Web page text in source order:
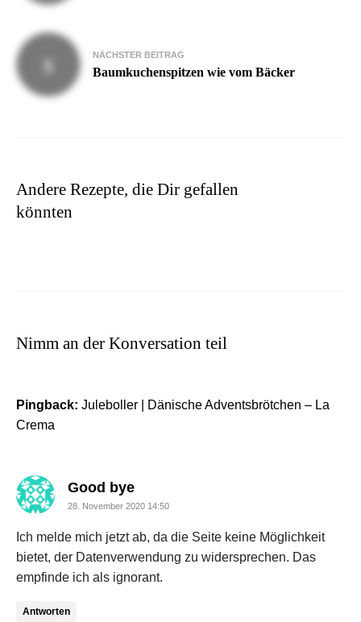
NÄCHSTER BEITRAG
Baumkuchenspitzen wie vom Bäcker
Andere Rezepte, die Dir gefallen
könnten
Nimm an der Konversation teil
Pingback: Juleboller | Dänische Adventsbrötchen – La
Crema
Good byesagte:
28. November 2020 14:50
Ich melde mich jetzt ab, da die Seite keine Möglichkeit
bietet, der Datenverwendung zu widersprechen. Das
empfinde ich als ignorant.
Antworten